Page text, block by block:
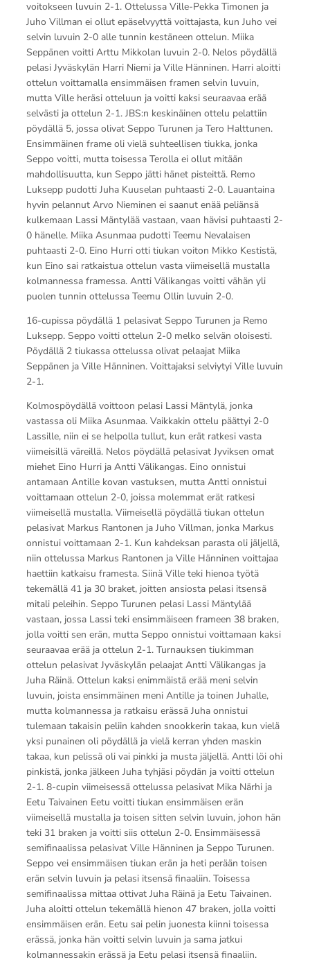
voitokseen luvuin 2-1. Ottelussa Ville-Pekka Timonen ja
Juho Villman ei ollut epäselvyyttä voittajasta, kun Juho vei
selvin luvuin 2-0 alle tunnin kestäneen ottelun. Miika
Seppänen voitti Arttu Mikkolan luvuin 2-0. Nelos pöydällä
pelasi Jyväskylän Harri Niemi ja Ville Hänninen. Harri aloitti
ottelun voittamalla ensimmäisen framen selvin luvuin,
mutta Ville heräsi otteluun ja voitti kaksi seuraavaa erää
selvästi ja ottelun 2-1. JBS:n keskinäinen ottelu pelattiin
pöydällä 5, jossa olivat Seppo Turunen ja Tero Halttunen.
Ensimmäinen frame oli vielä suhteellisen tiukka, jonka
Seppo voitti, mutta toisessa Terolla ei ollut mitään
mahdollisuutta, kun Seppo jätti hänet pisteittä. Remo
Luksepp pudotti Juha Kuuselan puhtaasti 2-0. Lauantaina
hyvin pelannut Arvo Nieminen ei saanut enää peliänsä
kulkemaan Lassi Mäntylää vastaan, vaan hävisi puhtaasti 2-
0 hänelle. Miika Asunmaa pudotti Teemu Nevalaisen
puhtaasti 2-0. Eino Hurri otti tiukan voiton Mikko Kestistä,
kun Eino sai ratkaistua ottelun vasta viimeisellä mustalla
kolmannessa framessa. Antti Välikangas voitti vähän yli
puolen tunnin ottelussa Teemu Ollin luvuin 2-0.
16-cupissa pöydällä 1 pelasivat Seppo Turunen ja Remo
Luksepp. Seppo voitti ottelun 2-0 melko selvän oloisesti.
Pöydällä 2 tiukassa ottelussa olivat pelaajat Miika
Seppänen ja Ville Hänninen. Voittajaksi selviytyi Ville luvuin
2-1.
Kolmospöydällä voittoon pelasi Lassi Mäntylä, jonka
vastassa oli Miika Asunmaa. Vaikkakin ottelu päättyi 2-0
Lassille, niin ei se helpolla tullut, kun erät ratkesi vasta
viimeisillä väreillä. Nelos pöydällä pelasivat Jyviksen omat
miehet Eino Hurri ja Antti Välikangas. Eino onnistui
antamaan Antille kovan vastuksen, mutta Antti onnistui
voittamaan ottelun 2-0, joissa molemmat erät ratkesi
viimeisellä mustalla. Viimeisellä pöydällä tiukan ottelun
pelasivat Markus Rantonen ja Juho Villman, jonka Markus
onnistui voittamaan 2-1. Kun kahdeksan parasta oli jäljellä,
niin ottelussa Markus Rantonen ja Ville Hänninen voittajaa
haettiin katkaisu framesta. Siinä Ville teki hienoa työtä
tekemällä 41 ja 30 braket, joitten ansiosta pelasi itsensä
mitali peleihin. Seppo Turunen pelasi Lassi Mäntylää
vastaan, jossa Lassi teki ensimmäiseen frameen 38 braken,
jolla voitti sen erän, mutta Seppo onnistui voittamaan kaksi
seuraavaa erää ja ottelun 2-1. Turnauksen tiukimman
ottelun pelasivat Jyväskylän pelaajat Antti Välikangas ja
Juha Räinä. Ottelun kaksi enimmäistä erää meni selvin
luvuin, joista ensimmäinen meni Antille ja toinen Juhalle,
mutta kolmannessa ja ratkaisu erässä Juha onnistui
tulemaan takaisin peliin kahden snookkerin takaa, kun vielä
yksi punainen oli pöydällä ja vielä kerran yhden maskin
takaa, kun pelissä oli vai pinkki ja musta jäljellä. Antti löi ohi
pinkistä, jonka jälkeen Juha tyhjäsi pöydän ja voitti ottelun
2-1. 8-cupin viimeisessä ottelussa pelasivat Mika Närhi ja
Eetu Taivainen Eetu voitti tiukan ensimmäisen erän
viimeisellä mustalla ja toisen sitten selvin luvuin, johon hän
teki 31 braken ja voitti siis ottelun 2-0. Ensimmäisessä
semifinaalissa pelasivat Ville Hänninen ja Seppo Turunen.
Seppo vei ensimmäisen tiukan erän ja heti perään toisen
erän selvin luvuin ja pelasi itsensä finaaliin. Toisessa
semifinaalissa mittaa ottivat Juha Räinä ja Eetu Taivainen.
Juha aloitti ottelun tekemällä hienon 47 braken, jolla voitti
ensimmäisen erän. Eetu sai pelin juonesta kiinni toisessa
erässä, jonka hän voitti selvin luvuin ja sama jatkui
kolmannessakin erässä ja Eetu pelasi itsensä finaaliin.